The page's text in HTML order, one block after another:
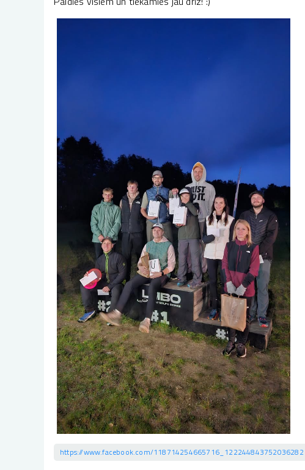
https://www.facebook.com/118714254665716_122244843752036282